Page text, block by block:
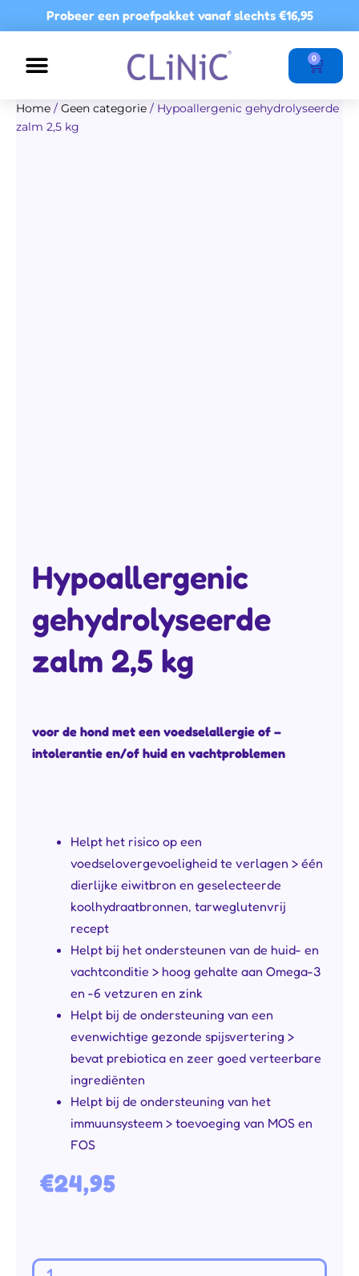
inhoud
Probeer een proefpakket vanaf slechts €16,95
0
Home / Geen categorie / Hypoallergenic gehydrolyseerde
zalm 2,5 kg
Hypoallergenic
gehydrolyseerde
zalm 2,5 kg
voor de hond met een voedselallergie of –
intolerantie en/of huid en vachtproblemen
Helpt het risico op een
voedselovergevoeligheid te verlagen > één
dierlijke eiwitbron en geselecteerde
koolhydraatbronnen, tarweglutenvrij
recept
Helpt bij het ondersteunen van de huid- en
vachtconditie > hoog gehalte aan Omega-3
en -6 vetzuren en zink
Helpt bij de ondersteuning van een
evenwichtige gezonde spijsvertering >
bevat prebiotica en zeer goed verteerbare
ingrediënten
Helpt bij de ondersteuning van het
immuunsysteem > toevoeging van MOS en
FOS
€24,95
Hypoallergenic